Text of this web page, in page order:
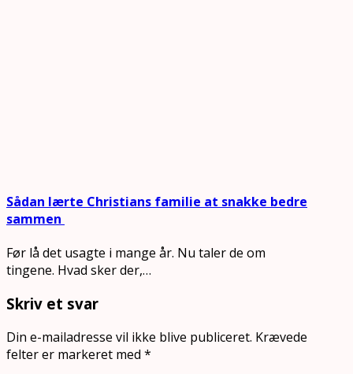
Sådan lærte Christians familie at snakke bedre
sammen
Før lå det usagte i mange år. Nu taler de om
tingene. Hvad sker der,…
Skriv et svar
Din e-mailadresse vil ikke blive publiceret. Krævede
felter er markeret med *